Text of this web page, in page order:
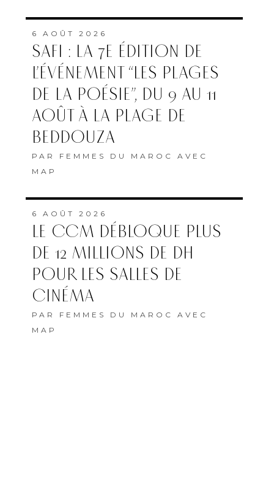
6 AOÛT 2026
SAFI : LA 7E ÉDITION DE
L’ÉVÉNEMENT “LES PLAGES
DE LA POÉSIE”, DU 9 AU 11
AOÛT À LA PLAGE DE
BEDDOUZA
PAR FEMMES DU MAROC AVEC
MAP
6 AOÛT 2026
LE CCM DÉBLOQUE PLUS
DE 12 MILLIONS DE DH
POUR LES SALLES DE
CINÉMA
PAR FEMMES DU MAROC AVEC
MAP